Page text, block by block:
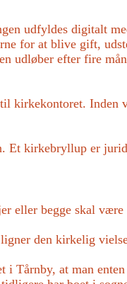
udfyldes digitalt
for at blive gift,
udløber efter fire
kirkekontoret. Inden
kirkebryllup er
eller begge skal
den kirkelig
Tårnby, at man